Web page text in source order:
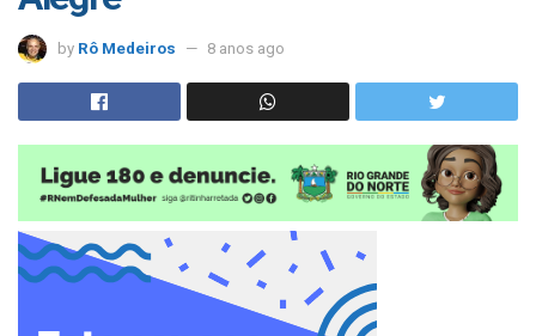
by Rô Medeiros 8 anos ago